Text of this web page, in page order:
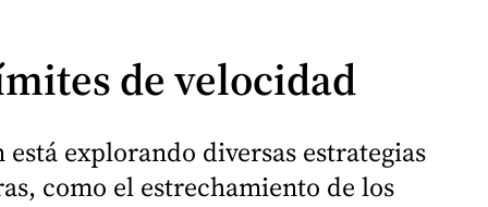
de velocidad
explorando diversas estrategias
como el estrechamiento de los